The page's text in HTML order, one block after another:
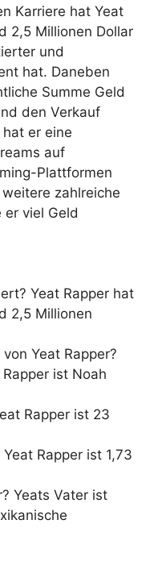
Karriere hat Yeat
2,5 Millionen Dollar
und
hat. Daneben
Summe Geld
den Verkauf
er eine
auf
Plattformen
zahlreiche
er viel Geld
Yeat Rapper hat
2,5 Millionen
Yeat Rapper?
ist Noah
Rapper ist 23
Rapper ist 1,73
Yeats Vater ist